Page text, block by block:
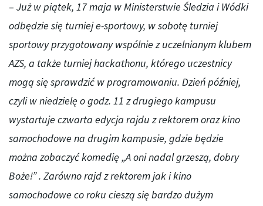
– Już w piątek, 17 maja w Ministerstwie Śledzia i Wódki
odbędzie się turniej e-sportowy, w sobotę turniej
sportowy przygotowany wspólnie z uczelnianym klubem
AZS, a także turniej hackathonu, którego uczestnicy
mogą się sprawdzić w programowaniu. Dzień później,
czyli w niedzielę o godz. 11 z drugiego kampusu
wystartuje czwarta edycja rajdu z rektorem oraz kino
samochodowe na drugim kampusie, gdzie będzie
można zobaczyć komedię „A oni nadal grzeszą, dobry
Boże!” . Zarówno rajd z rektorem jak i kino
samochodowe co roku cieszą się bardzo dużym